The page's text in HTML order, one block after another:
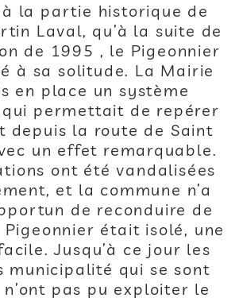
à la partie historique de
Laval, qu’à la suite de
de 1995 , le Pigeonnier
à sa solitude. La Mairie
en place un système
qui permettait de repérer
depuis la route de Saint
un effet remarquable.
ont été vandalisées
et la commune n’a
de reconduire de
était isolé, une
Jusqu’à ce jour les
municipalité qui se sont
n’ont pas pu exploiter le